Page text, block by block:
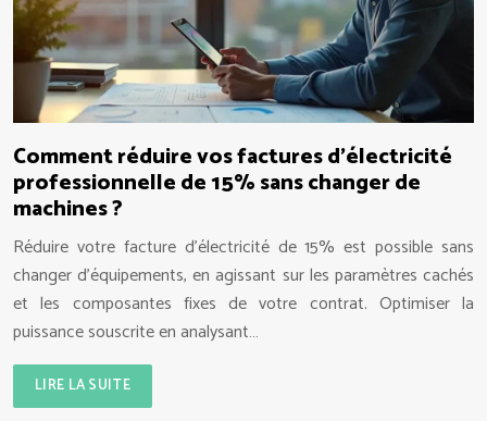
Comment réduire vos factures d’électricité
professionnelle de 15% sans changer de
machines ?
Réduire votre facture d’électricité de 15% est possible sans
changer d’équipements, en agissant sur les paramètres cachés
et les composantes fixes de votre contrat. Optimiser la
puissance souscrite en analysant…
LIRE LA SUITE